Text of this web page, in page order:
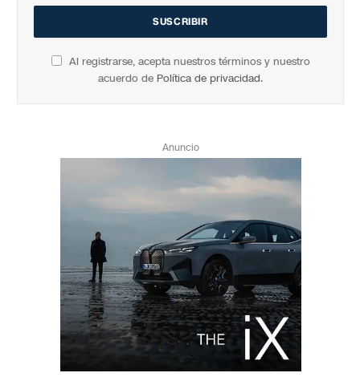
Al registrarse, acepta nuestros términos y nuestro
acuerdo de Política de privacidad.
Anuncio